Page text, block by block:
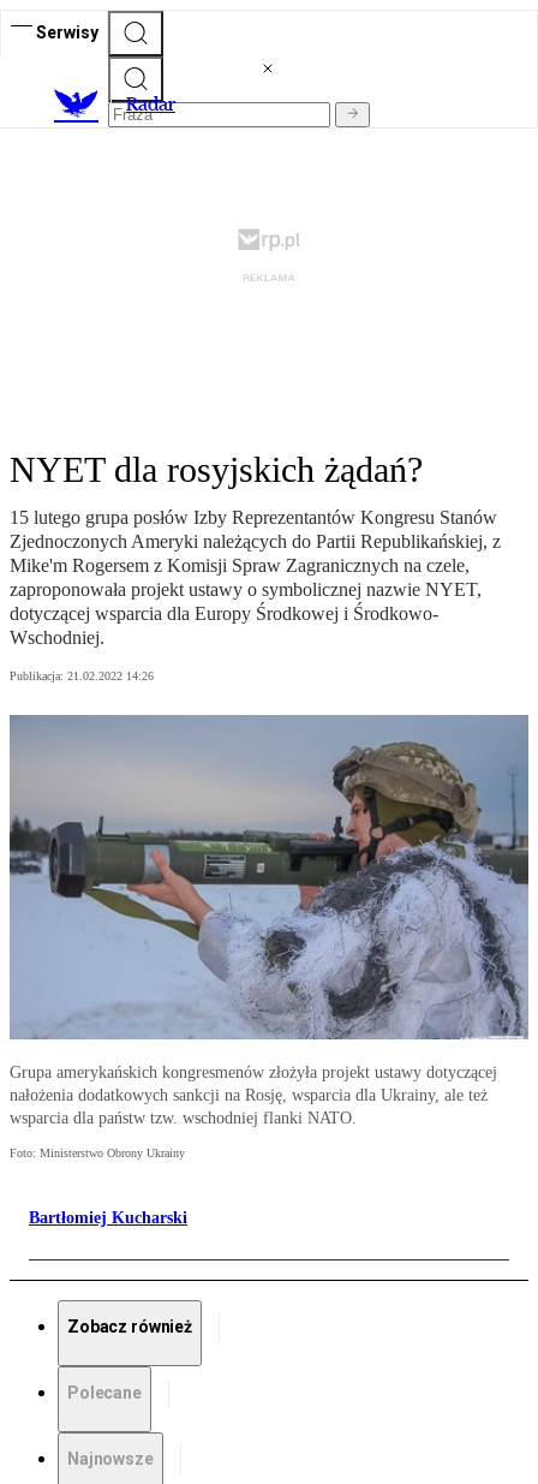
Serwisy
Radar
NYET dla rosyjskich żądań?
15 lutego grupa posłów Izby Reprezentantów Kongresu Stanów
Zjednoczonych Ameryki należących do Partii Republikańskiej, z
Mike'm Rogersem z Komisji Spraw Zagranicznych na czele,
zaproponowała projekt ustawy o symbolicznej nazwie NYET,
dotyczącej wsparcia dla Europy Środkowej i Środkowo-
Wschodniej.
Publikacja: 21.02.2022 14:26
Grupa amerykańskich kongresmenów złożyła projekt ustawy dotyczącej
nałożenia dodatkowych sankcji na Rosję, wsparcia dla Ukrainy, ale też
wsparcia dla państw tzw. wschodniej flanki NATO.
Foto: Ministerstwo Obrony Ukrainy
Bartłomiej Kucharski
Zobacz również
Polecane
Najnowsze